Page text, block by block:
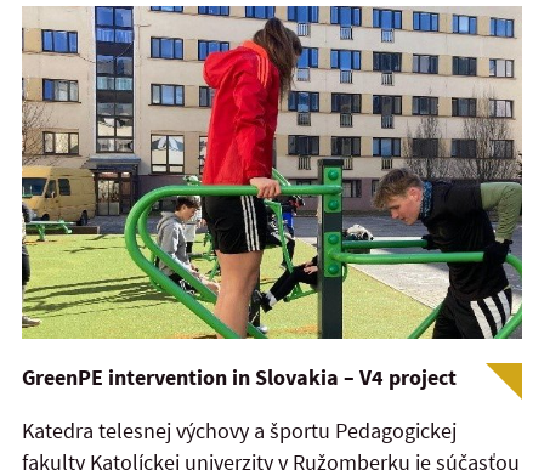
GreenPE intervention in Slovakia – V4 project
Katedra telesnej výchovy a športu Pedagogickej
fakulty Katolíckej univerzity v Ružomberku je súčasťou